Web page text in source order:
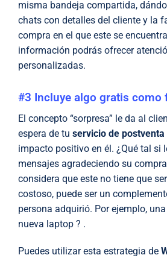
misma bandeja compartida,
chats con detalles del cliente y la
compra en el que este se
información podrás ofrecer
personalizadas.
#3 Incluye algo gratis como
El concepto “sorpresa” le da al
espera de tu servicio de postventa
impacto positivo en él. ¿Qué tal si
mensajes agradeciendo su
considera que este no tiene que
costoso, puede ser un
persona adquirió. Por ejemplo,
nueva laptop ? .
Puedes utilizar esta estrategia de